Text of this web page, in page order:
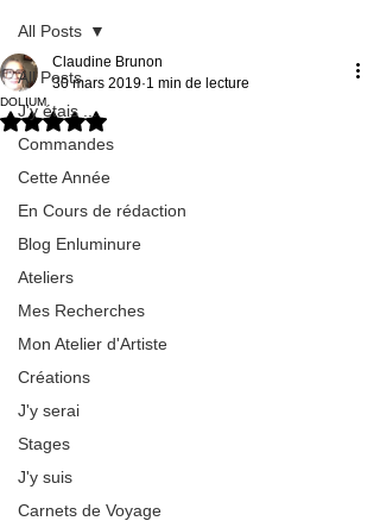
All Posts
J'y étais ...
Commandes
Cette Année
En Cours de rédaction
Blog Enluminure
Ateliers
Mes Recherches
Mon Atelier d'Artiste
Créations
J'y serai
Stages
J'y suis
Carnets de Voyage
All Posts
DOLIUM
Claudine Brunon
30 mars 2019 1 min de lecture
Noté NaN étoiles sur 5.